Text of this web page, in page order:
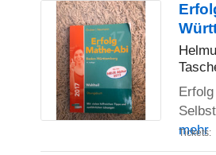
mehr
Tickets: